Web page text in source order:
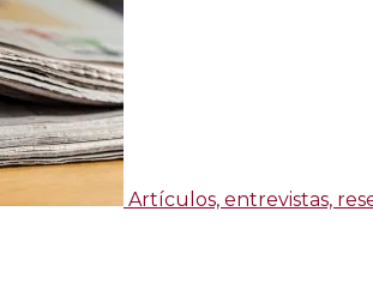
Artículos, entrevistas,